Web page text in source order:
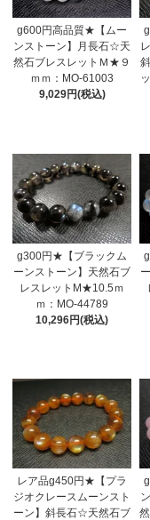
g600円高品質★【ムー
ンストーン】月長石☆天
然石ブレスレットＭ★９
ｍｍ：MO-61003
9,029円(税込)
g300円★【ブラックム
ーンストーン】天然石ブ
レスレットM★10.5ｍ
ｍ：MO-44789
10,296円(税込)
レア品g450円★【プラ
ジオクレースムーンスト
ーン】斜長石☆天然石ブ